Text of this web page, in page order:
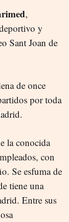
,
y
Sant Joan de
de once
por toda
la conocida
con
Se esfuma de
tiene una
Entre sus